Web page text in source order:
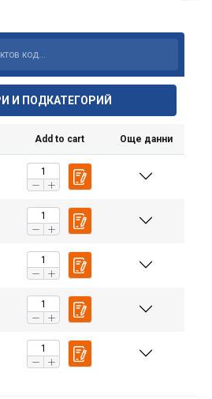
И ПОДКАТЕГОРИЙ
Add to cart Още данни